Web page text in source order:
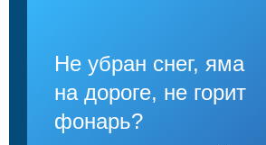
Не убран снег, яма
на дороге, не горит
фонарь?